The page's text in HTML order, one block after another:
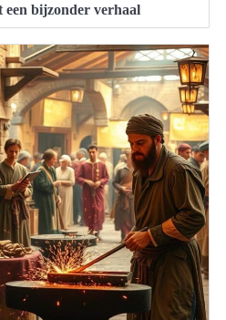
een bijzonder verhaal